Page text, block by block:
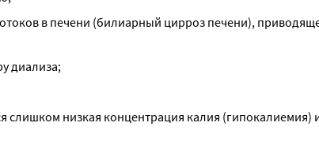
в печени (билиарный цирроз печени),
диализа;
слишком низкая концентрация калия (гипокалиемия)